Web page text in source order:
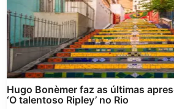
Hugo Bonèmer faz as últimas
‘O talentoso Ripley’ no Rio